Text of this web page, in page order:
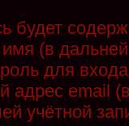
будет
(в
для
адрес email
учётной